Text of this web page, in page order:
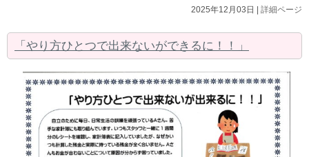
2025年12月03日 | 詳細ページ
「やり方ひとつで出来ないができるに！！」